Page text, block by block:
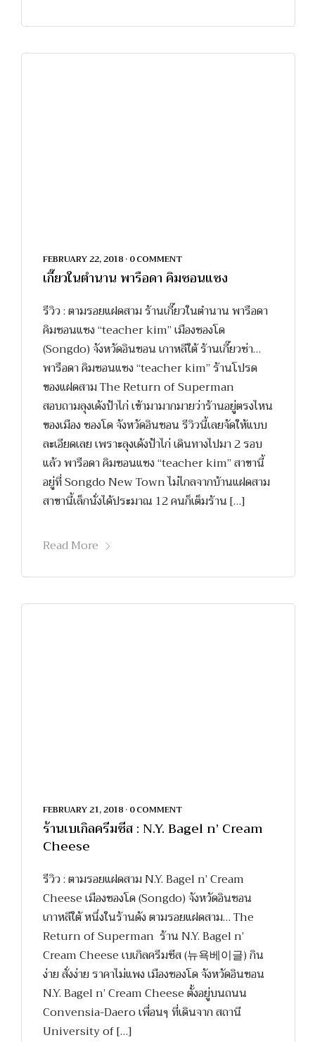
FEBRUARY 22, 2018 • 0 COMMENT
เกี๊ยวในตำนาน พารือดา คิมซอนแซง
รีวิว : ตามรอยแฝดสาม ร้านเกี๊ยวในตำนาน พารือดา
คิมซอนแซง “teacher kim” เมืองซองโด
(Songdo) จังหวัดอินชอน เกาหลีใต้ ร้านเกี๊ยวซ่า…
พารือดา คิมซอนแซง “teacher kim” ร้านโปรด
ของแฝดสาม The Return of Superman
สอบถามลุงเด้งป้าไก่ เข้ามามากมายว่าร้านอยู่ตรงไหน
ของเมือง ซองโด จังหวัดอินชอน รีวิวนี้เลยจัดให้แบบ
ละเอียดเลย เพราะลุงเด้งป้าไก่ เดินทางไปมา 2 รอบ
แล้ว พารือดา คิมซอนแซง “teacher kim” สาขานี้
อยู่ที่ Songdo New Town ไม่ไกลจากบ้านแฝดสาม
สาขานี้เล็กนั่งได้ประมาณ 12 คนก็เต็มร้าน […]
Read More
FEBRUARY 21, 2018 • 0 COMMENT
ร้านเบเกิลครีมชีส : N.Y. Bagel n’ Cream
Cheese
รีวิว : ตามรอยแฝดสาม N.Y. Bagel n’ Cream
Cheese เมืองซองโด (Songdo) จังหวัดอินชอน
เกาหลีใต้ หนึ่งในร้านดัง ตามรอยแฝดสาม… The
Return of Superman ร้าน N.Y. Bagel n’
Cream Cheese เบเกิลครีมชีส (뉴욕베이글) กิน
ง่าย สั่งง่าย ราคาไม่แพง เมืองซองโด จังหวัดอินชอน
N.Y. Bagel n’ Cream Cheese ตั้งอยู่บนถนน
Convensia-Daero เพื่อนๆ ที่เดินจาก สถานี
University of […]